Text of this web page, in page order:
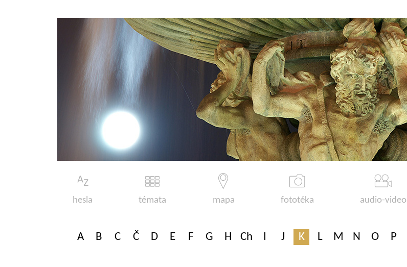
hesla témata mapa fototéka audio-video
A B C Č D E F G H Ch I J K L M N O P